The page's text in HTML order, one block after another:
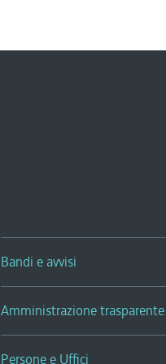
Bandi e avvisi
Amministrazione trasparente
Persone e Uffici